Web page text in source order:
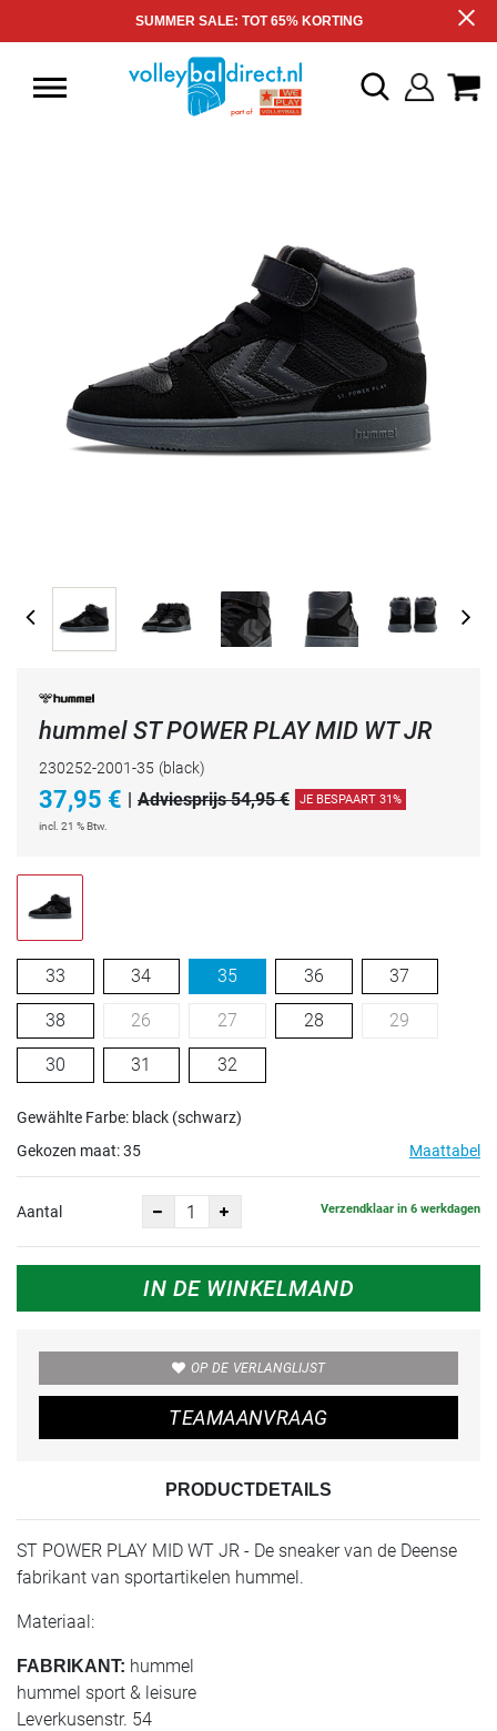
SUMMER SALE: TOT 65% KORTING
hummel ST POWER PLAY MID WT JR
230252-2001-35 (black)
37,95 € | Adviesprijs 54,95 € JE BESPAART 31%
incl. 21 % Btw.
33 34 35 36 37
38 26 27 28 29
30 31 32
Gewählte Farbe: black (schwarz)
Gekozen maat:35 Maattabel
Aantal Verzendklaar in 6 werkdagen
IN DE WINKELMAND
OP DE VERLANGLIJST
TEAMAANVRAAG
PRODUCTDETAILS
ST POWER PLAY MID WT JR - De sneaker van de Deense
fabrikant van sportartikelen hummel.
Materiaal:
FABRIKANT: hummel
hummel sport & leisure
Leverkusenstr. 54